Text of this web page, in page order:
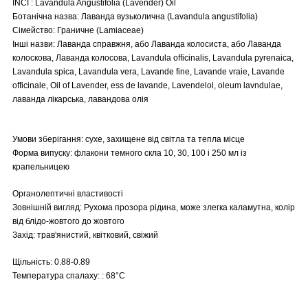
INCI : Lavandula Angustifolia (Lavender) Oil
Ботанічна назва: Лаванда вузьколична (Lavandula angustifolia)
Сімейство: Граничне (Lamiaceae)
Інші назви: Лаванда справжня, або Лаванда колосиста, або Лаванда
колоскова, Лаванда колосова, Lavandula officinalis, Lavandula pyrenaica,
Lavandula spica, Lavandula vera, Lavande fine, Lavande vraie, Lavande
officinale, Oil of Lavender, ess de lavande, Lavendelol, oleum lavndulae,
лаванда лікарська, лавандова олія
Умови зберігання: сухе, захищене від світла та тепла місце
Форма випуску: флакони темного скла 10, 30, 100 і 250 мл із
крапельницею
Органолептичні властивості
Зовнішній вигляд: Рухома прозора рідина, може злегка каламутна, колір
від блідо-жовтого до жовтого
Захід: трав'янистий, квітковий, свіжий
Щільність: 0.88-0.89
Температура спалаху: : 68°C